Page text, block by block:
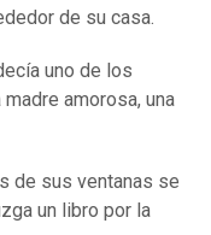
de su casa.
uno de los
amorosa, una
de sus ventanas se
un libro por la